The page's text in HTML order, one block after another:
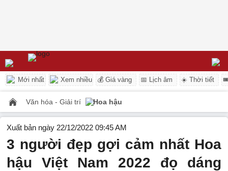
Mới nhất Xem nhiều 💰 Giá vàng 📅 Lịch âm ☀️ Thời tiết
Văn hóa - Giải trí Hoa hậu
Xuất bản ngày 22/12/2022 09:45 AM
3 người đẹp gợi cảm nhất Hoa
hậu Việt Nam 2022 đọ dáng